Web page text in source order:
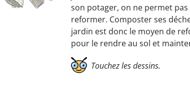
son potager, on ne permet pas
reformer. Composter ses
jardin est donc le moyen de
pour le rendre au sol et
Touchez les dessins.